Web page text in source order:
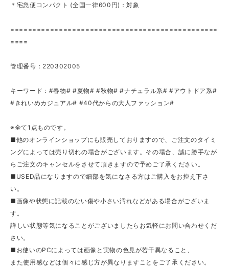
＊宅急便コンパクト (全国一律600円)：対象
===============================================
====
管理番号：220302005
キーワード：#春物# #夏物# #秋物# #ナチュラル系# #アウトドア系#
#きれいめカジュアル# #40代からの大人ファッション#
※全て1点ものです。
■他のオンラインショップにも販売しておりますので、ご注文のタイミ
ングによっては売り切れの場合がございます。その場合、誠に勝手なが
らご注文のキャンセルをさせて頂きますので予めご了承ください。
■USED品になりますので細部を気になさる方はご購入をお控え下さ
い。
■画像や状態に記載のない傷や小さい汚れなどがある場合がございま
す。
詳しい状態等気になることがございましたらお気軽にお問い合わせくだ
さい。
■お使いのPCによっては画像と実物の色見が若干異なること、
また使用感などは個々に感じ方が異なりますことをご了承ください。